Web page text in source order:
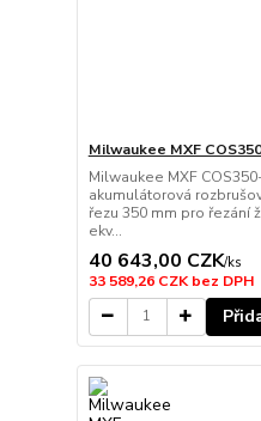
Milwaukee MXF
Milwaukee MXF
akumulátorová
řezu 350 mm pro řezání
ekv...
40 643,00 CZK/ks
33 589,26 CZKbez DPH